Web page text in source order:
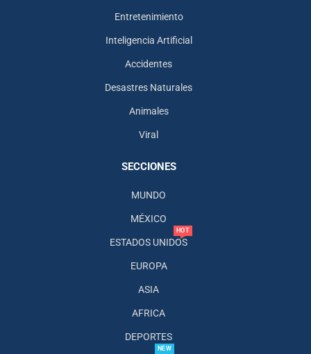
Entretenimiento
Inteligencia Artificial
Accidentes
Desastres Naturales
Animales
Viral
SECCIONES
MUNDO
MÉXICO
ESTADOS UNIDOS
HOT
EUROPA
ASIA
AFRICA
DEPORTES
NEW